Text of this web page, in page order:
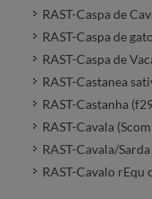
RAST-Caspa de
RAST-Caspa de
RAST-Caspa de
RAST-Castanea
RAST-Castanha
RAST-Cavala
RAST-Cavala/
RAST-Cavalo rEqu